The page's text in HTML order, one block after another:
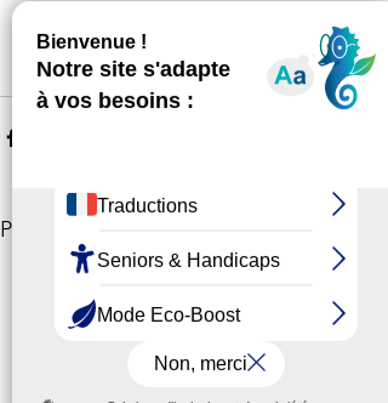
Coup de coeur mutualiste du Crédit
Agricole
Le centre social de la vivaraize.
Posts récents